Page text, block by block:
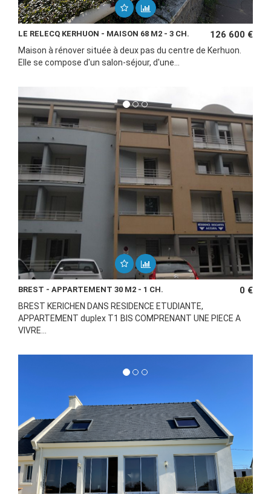
LE RELECQ KERHUON - MAISON 68 M2 - 3 CH. 126 600 €
Maison à rénover située à deux pas du centre de Kerhuon.
Elle se compose d'un salon-séjour, d'une...
BREST - APPARTEMENT 30 M2 - 1 CH. 0 €
BREST KERICHEN DANS RESIDENCE ETUDIANTE,
APPARTEMENT duplex T1 BIS COMPRENANT UNE PIECE A
VIVRE...